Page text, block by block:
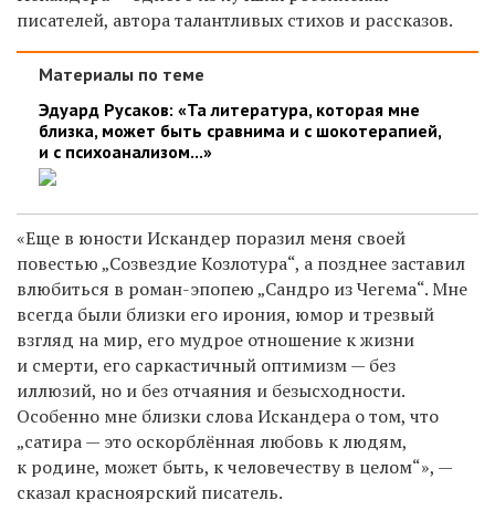
писателей, автора талантливых стихов и рассказов.
Материалы по теме
Эдуард Русаков: «Та литература, которая мне
близка, может быть сравнима и с шокотерапией,
и с психоанализом...»
«Еще в юности Искандер поразил меня своей
повестью „Созвездие Козлотура“, а позднее заставил
влюбиться в роман-эпопею „Сандро из Чегема“. Мне
всегда были близки его ирония, юмор и трезвый
взгляд на мир, его мудрое отношение к жизни
и смерти, его саркастичный оптимизм — без
иллюзий, но и без отчаяния и безысходности.
Особенно мне близки слова Искандера о том, что
„сатира — это оскорблённая любовь к людям,
к родине, может быть, к человечеству в целом“», —
сказал красноярский писатель.